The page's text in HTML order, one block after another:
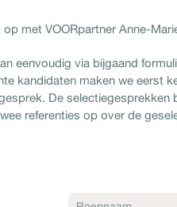
met VOORpartner Anne-
eenvoudig via bijgaand
kandidaten maken we eerst
De
referenties op over de